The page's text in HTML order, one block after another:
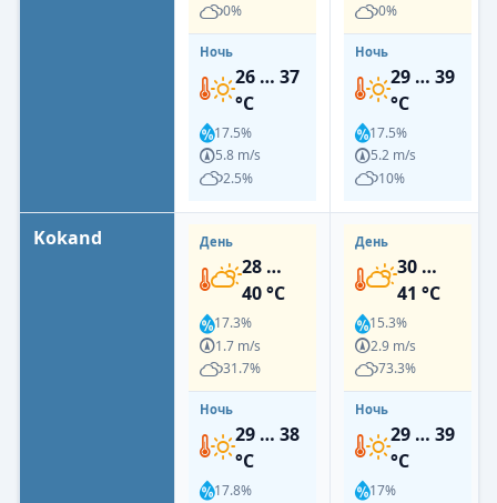
0%
Ночь
26 … 37
°C
17.5%
5.8 m/s
2.5%
0%
Ночь
29 … 39
°C
17.5%
5.2 m/s
10%
Kokand День
28 …
40 °C
17.3%
1.7 m/s
31.7%
Ночь
29 … 38
°C
17.8%
День
30 …
41 °C
15.3%
2.9 m/s
73.3%
Ночь
29 … 39
°C
17%